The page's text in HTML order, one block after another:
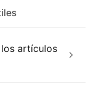
artículos